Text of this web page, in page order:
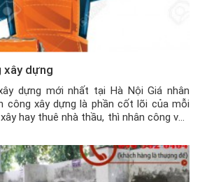
xây dựng
dựng mới nhất tại Hà Nội Giá nhân
công xây dựng là phần cốt lõi của mỗi
hay thuê nhà thầu, thì nhân công vẫn